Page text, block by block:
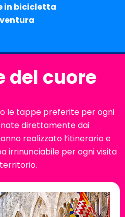
in bicicletta
del cuore
le tappe preferite per ogni
direttamente dai
realizzato l’itinerario e
irrinunciabile per ogni visita